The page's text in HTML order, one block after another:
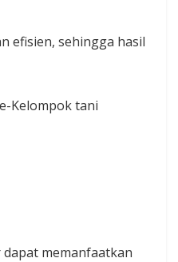
efisien, sehingga hasil
Kelompok tani
memanfaatkan